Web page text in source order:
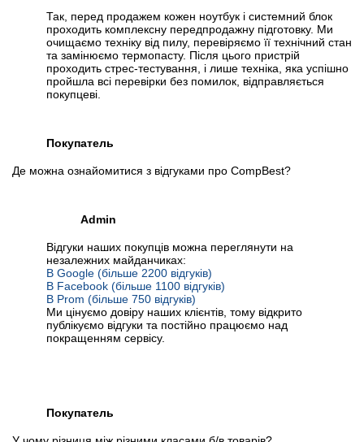
Так, перед продажем кожен ноутбук і системний блок
проходить комплексну передпродажну підготовку. Ми
очищаємо техніку від пилу, перевіряємо її технічний стан
та замінюємо термопасту. Після цього пристрій
проходить стрес-тестування, і лише техніка, яка успішно
пройшла всі перевірки без помилок, відправляється
покупцеві.
Покупатель
Де можна ознайомитися з відгуками про CompBest?
Admin
Відгуки наших покупців можна переглянути на
незалежних майданчиках:
В Google (більше 2200 відгуків)
В Facebook (більше 1100 відгуків)
В Prom (більше 750 відгуків)
Ми цінуємо довіру наших клієнтів, тому відкрито
публікуємо відгуки та постійно працюємо над
покращенням сервісу.
Покупатель